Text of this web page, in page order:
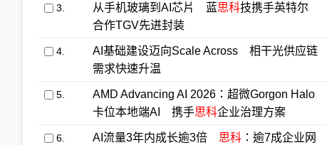
3. 从手机玻璃到AI芯片 蓝思科技携手英特尔
合作TGV先进封装
4.
AI基础建设迈向Scale Across 相干光供应链
需求快速升温
5.
AMD Advancing AI 2026：超微Gorgon Halo
卡位本地端AI 携手思科企业治理方案
6. AI流量3年内成长逾3倍 思科：逾7成企业网